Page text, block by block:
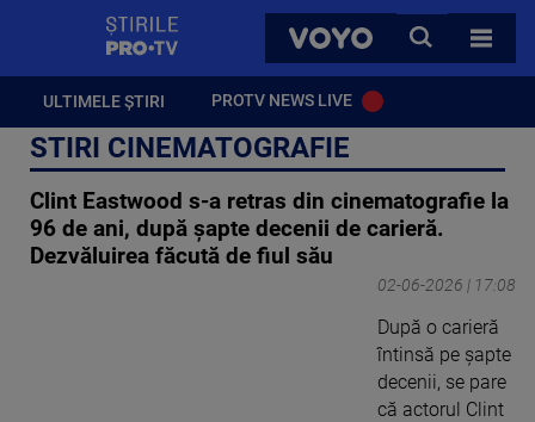
VOYO
CAUTA
TOATE
ULTIMELE ȘTIRI PROTV NEWS LIVE
STIRI CINEMATOGRAFIE
Clint Eastwood s-a retras din cinematografie la
96 de ani, după șapte decenii de carieră.
Dezvăluirea făcută de fiul său
02-06-2026 | 17:08
După o carieră
întinsă pe șapte
decenii, se pare
că actorul Clint